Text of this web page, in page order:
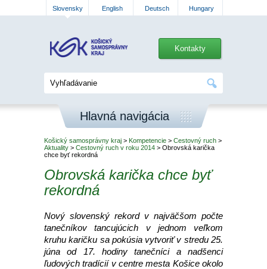
Slovensky English Deutsch Hungary
Kontakty
Hlavná navigácia
Košický samosprávny kraj > Kompetencie > Cestovný ruch >
Aktuality > Cestovný ruch v roku 2014 > Obrovská karička
chce byť rekordná
Obrovská karička chce byť
rekordná
Nový slovenský rekord v najväčšom počte
tanečníkov tancujúcich v jednom veľkom
kruhu karičku sa pokúsia vytvoriť v stredu 25.
júna od 17. hodiny tanečníci a nadšenci
ľudových tradícií v centre mesta Košice okolo